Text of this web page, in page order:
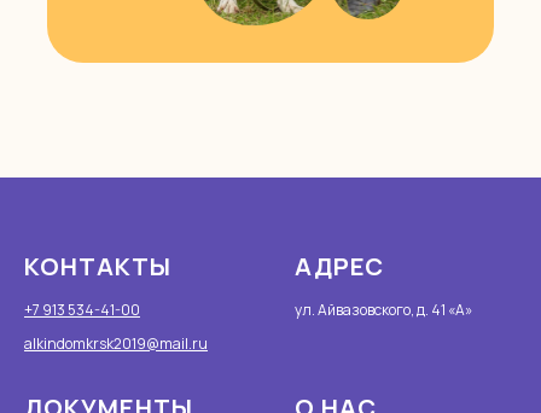
КОНТАКТЫ
+7 913 534-41-00
alkindomkrsk2019@mail.ru
АДРЕС
ул. Айвазовского, д. 41 «А»